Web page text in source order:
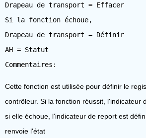
Drapeau de transport = Effacer
Si la fonction échoue,
Drapeau de transport = Définir
AH = Statut
Cette fonction est utilisée pour définir le
contrôleur. Si la fonction réussit, l'indicateur
si elle échoue, l'indicateur de report est
renvoie l'état